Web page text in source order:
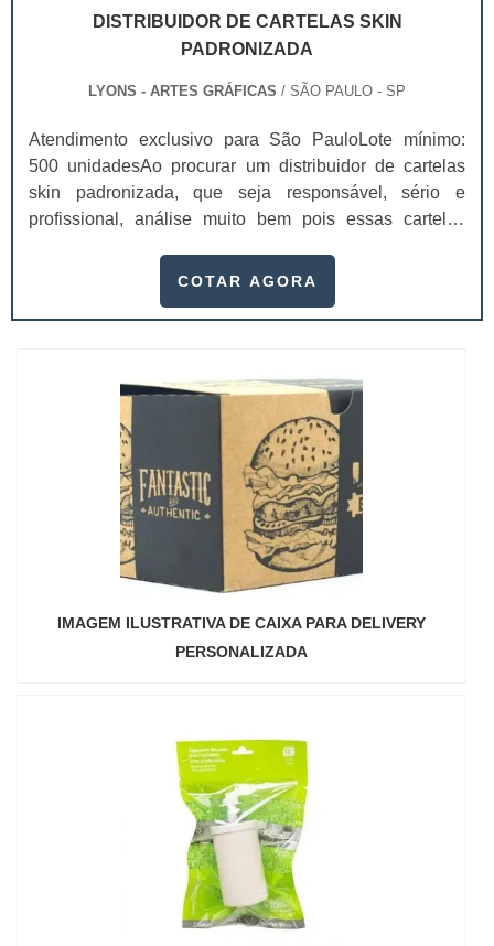
DISTRIBUIDOR DE CARTELAS SKIN
PADRONIZADA
LYONS - ARTES GRÁFICAS / SÃO PAULO - SP
Atendimento exclusivo para São PauloLote mínimo:
500 unidadesAo procurar um distribuidor de cartelas
skin padronizada, que seja responsável, sério e
profissional, análise muito bem pois essas cartelas
produto.A busca por empresas sérias para adquirir esse
podem assegurar aos clientes características pontuais
COTAR AGORA
IMAGEM ILUSTRATIVA DE CAIXA PARA DELIVERY
PERSONALIZADA